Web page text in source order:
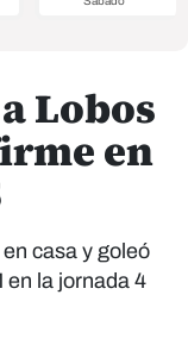
Lobos
en
casa y goleó
en la jornada 4